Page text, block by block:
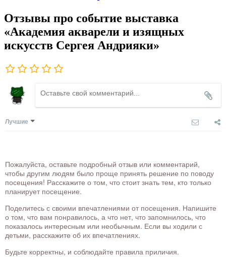
Отзывы про событие выставка
«Академия акварели и изящных
искусств Сергея Андрияки»
Лучшие
Пожалуйста, оставьте подробный отзыв или комментарий,
чтобы другим людям было проще принять решение по поводу
посещения! Расскажите о том, что стоит знать тем, кто только
планирует посещение.
Поделитесь с своими впечатлениями от посещения. Напишите
о том, что вам понравилось, а что нет, что запомнилось, что
показалось интересным или необычным. Если вы ходили с
детьми, расскажите об их впечатлениях.
Будьте корректны, и соблюдайте правила приличия.